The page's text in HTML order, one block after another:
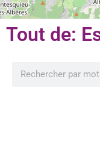
Tout de: